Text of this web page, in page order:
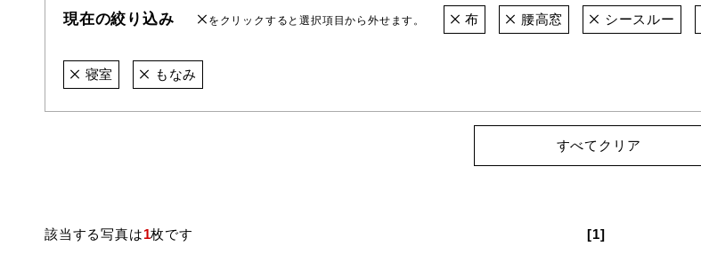
現在の絞り込み をクリックすると選択項目から外せます。 布 腰高窓 シースルー
寝室 もなみ
すべてクリア
該当する写真は1枚です [1]